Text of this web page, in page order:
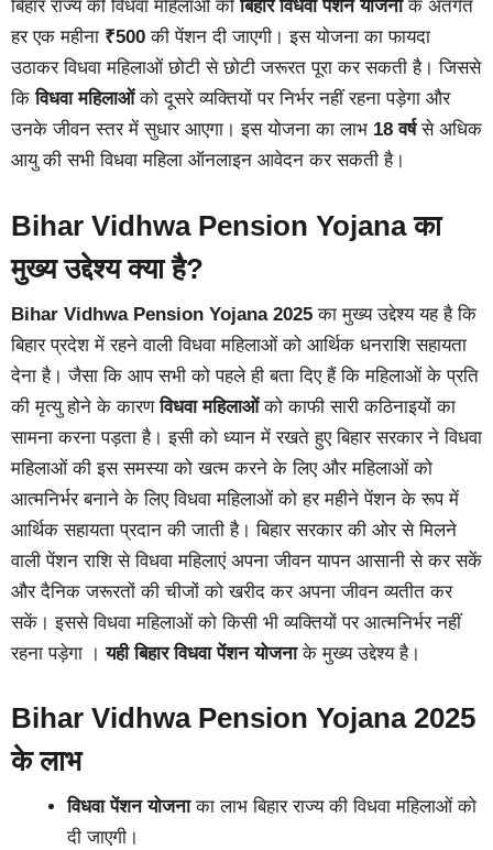
बिहार राज्य की विधवा महिलाओं कोबिहार विधवा पेंशन योजनाके अंतर्गत
हर एक महीना ₹500 की पेंशन दी जाएगी। इस योजना का फायदा
उठाकर विधवा महिलाओं छोटी से छोटी जरूरत पूरा कर सकती है। जिससे
किविधवा महिलाओंको दूसरे व्यक्तियों पर निर्भर नहीं रहना पड़ेगा और
उनके जीवन स्तर में सुधार आएगा। इस योजना का लाभ 18 वर्षसे अधिक
आयु की सभी विधवा महिला ऑनलाइन आवेदन कर सकती है।
Bihar Vidhwa Pension Yojana का
मुख्य उद्देश्य क्या है?
Bihar Vidhwa Pension Yojana 2025 का मुख्य उद्देश्य यह है कि
बिहार प्रदेश में रहने वाली विधवा महिलाओं को आर्थिक धनराशि सहायता
देना है। जैसा कि आप सभी को पहले ही बता दिए हैं कि महिलाओं के प्रति
की मृत्यु होने के कारणविधवा महिलाओंको काफी सारी कठिनाइयों का
सामना करना पड़ता है। इसी को ध्यान में रखते हुए बिहार सरकार ने विधवा
महिलाओं की इस समस्या को खत्म करने के लिए और महिलाओं को
आत्मनिर्भर बनाने के लिए विधवा महिलाओं को हर महीने पेंशन के रूप में
आर्थिक सहायता प्रदान की जाती है। बिहार सरकार की ओर से मिलने
वाली पेंशन राशि से विधवा महिलाएं अपना जीवन यापन आसानी से कर सकें
और दैनिक जरूरतों की चीजों को खरीद कर अपना जीवन व्यतीत कर
सकें। इससे विधवा महिलाओं को किसी भी व्यक्तियों पर आत्मनिर्भर नहीं
रहना पड़ेगा ।यही बिहार विधवा पेंशन योजनाके मुख्य उद्देश्य है।
Bihar Vidhwa Pension Yojana 2025
के लाभ
विधवा पेंशन योजनाका लाभ बिहार राज्य की विधवा महिलाओं को
दी जाएगी।